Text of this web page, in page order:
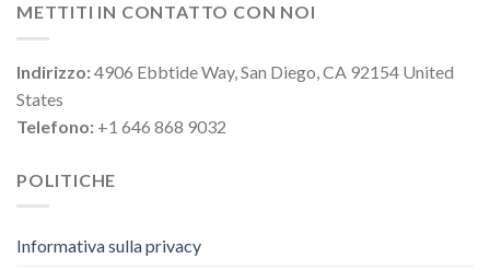
METTITI IN CONTATTO CON NOI
Indirizzo:4906 Ebbtide Way, San Diego, CA 92154 United
States
Telefono: +1 646 868 9032
POLITICHE
Informativa sulla privacy